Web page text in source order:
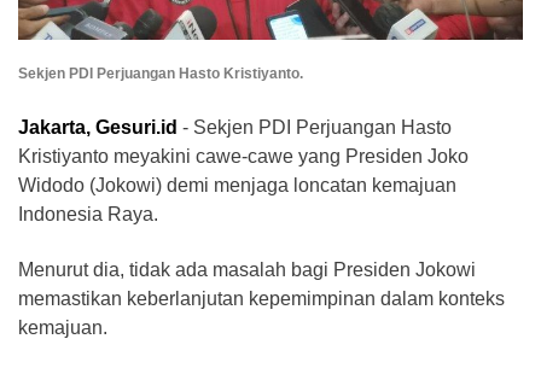
Sekjen PDI Perjuangan Hasto Kristiyanto.
Jakarta, Gesuri.id - Sekjen PDI Perjuangan Hasto
Kristiyanto meyakini cawe-cawe yang Presiden Joko
Widodo (Jokowi) demi menjaga loncatan kemajuan
Indonesia Raya.
Menurut dia, tidak ada masalah bagi Presiden Jokowi
memastikan keberlanjutan kepemimpinan dalam konteks
kemajuan.